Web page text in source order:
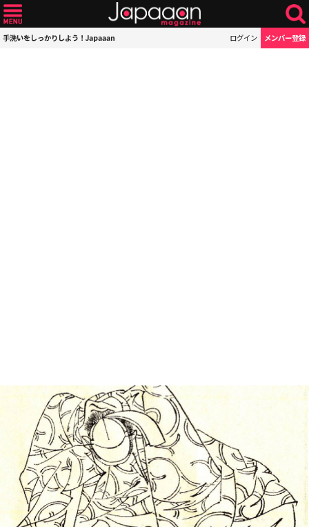
手洗いをしっかりしよう！Japaaan ログイン メンバー登録